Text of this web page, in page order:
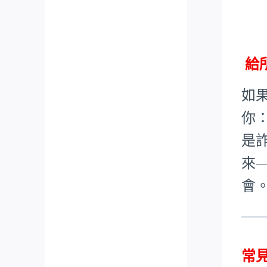
給
如
你
是
來
會
常